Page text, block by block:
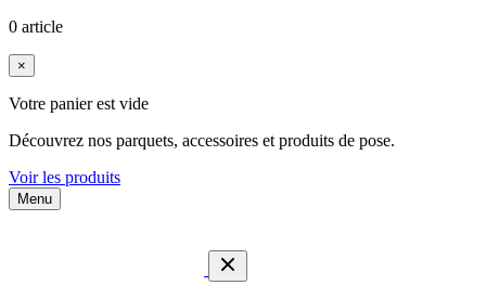
0 article
×
Votre panier est vide
Découvrez nos parquets, accessoires et produits de pose.
Voir les produits
Menu